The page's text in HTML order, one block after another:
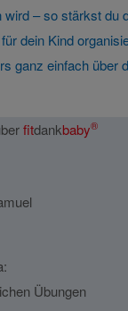
wird – so stärkst du
dein Kind
ganz einfach über
fitdankbaby®
Übungen